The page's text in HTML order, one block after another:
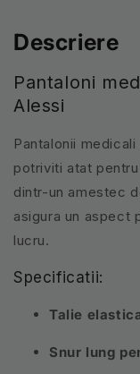
Descriere
Pantaloni
Alessi
Pantalonii medicali
potriviti atat
dintr-un amestec
asigura un aspect
lucru.
Specificatii:
Talie
Snur lung